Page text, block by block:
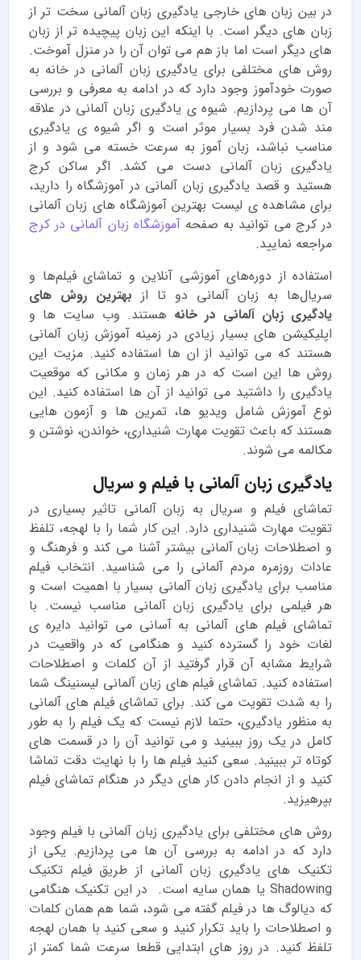
در بین زبان های خارجی یادگیری زبان آلمانی سخت تر از
زبان های دیگر است. با اینکه این زبان پیچیده تر از زبان
های دیگر است اما باز هم می توان آن را در منزل آموخت.
روش های مختلفی برای یادگیری زبان آلمانی در خانه به
صورت خودآموز وجود دارد که در ادامه به معرفی و بررسی
آن ها می پردازیم. شیوه ی یادگیری زبان آلمانی در علاقه
مند شدن فرد بسیار موثر است و اگر شیوه ی یادگیری
مناسب نباشد، زبان آموز به سرعت خسته می شود و از
یادگیری زبان آلمانی دست می کشد. اگر ساکن کرج
هستید و قصد یادگیری زبان آلمانی در آموزشگاه را دارید،
برای مشاهده ی لیست بهترین آموزشگاه های زبان آلمانی
در کرج می توانید به صفحهآموزشگاه زبان آلمانی در کرج
مراجعه نمایید.
استفاده از دوره‌های آموزشی آنلاین و تماشای فیلم‌ها و
سریال‌ها به زبان آلمانی دو تا از بهترین روش های
یادگیری زبان آلمانی در خانه هستند. وب سایت ها و
اپلیکیشن های بسیار زیادی در زمینه آموزش زبان آلمانی
هستند که می توانید از ان ها استفاده کنید. مزیت این
روش ها این است که در هر زمان و مکانی که موقعیت
یادگیری را داشتید می توانید از آن ها استفاده کنید. این
نوع آموزش شامل ویدیو ها، تمرین ها و آزمون هایی
هستند که باعث تقویت مهارت شنیداری، خواندن، نوشتن و
مکالمه می شوند.
یادگیری زبان آلمانی با فیلم و سریال
تماشای فیلم و سریال به زبان آلمانی تاثیر بسیاری در
تقویت مهارت شنیداری دارد. این کار شما را با لهجه، تلفظ
و اصطلاحات زبان آلمانی بیشتر آشنا می کند و فرهنگ و
عادات روزمره مردم آلمانی را می شناسید. انتخاب فیلم
مناسب برای یادگیری زبان آلمانی بسیار با اهمیت است و
هر فیلمی برای یادگیری زبان آلمانی مناسب نیست. با
تماشای فیلم های آلمانی به آسانی می توانید دایره ی
لغات خود را گسترده کنید و هنگامی که در واقعیت در
شرایط مشابه آن قرار گرفتید از آن کلمات و اصطلاحات
استفاده کنید. تماشای فیلم های زبان آلمانی لیسنینگ شما
را به شدت تقویت می کند. برای تماشای فیلم های آلمانی
به منظور یادگیری، حتما لازم نیست که یک فیلم را به طور
کامل در یک روز ببینید و می توانید آن را در قسمت های
کوتاه تر ببینید. سعی کنید فیلم ها را با نهایت دقت تماشا
کنید و از انجام دادن کار های دیگر در هنگام تماشای فیلم
بپرهیزید.
روش های مختلفی برای یادگیری زبان آلمانی با فیلم وجود
دارد که در ادامه به بررسی آن ها می پردازیم. یکی از
تکنیک های یادگیری زبان آلمانی از طریق فیلم تکنیک
Shadowing یا همان سایه است. در این تکنیک هنگامی
که دیالوگ ها در فیلم گفته می شود، شما هم همان کلمات
و اصطلاحات را باید تکرار کنید و سعی کنید با همان لهجه
تلفظ کنید. در روز های ابتدایی قطعا سرعت شما کمتر از